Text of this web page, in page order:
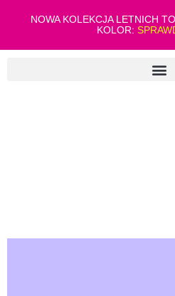
NOWA KOLEKCJA LETNICH
KOLOR: